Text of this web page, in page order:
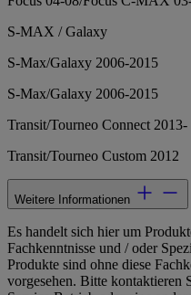
S-MAX / Galaxy
S-Max/Galaxy 2006-2015
S-Max/Galaxy 2006-2015
Transit/Tourneo Connect 2013-
Transit/Tourneo Custom 2012
Weitere Informationen
Es handelt sich hier um
Fachkenntnisse und / oder
Produkte sind ohne diese
vorgesehen. Bitte kontaktieren